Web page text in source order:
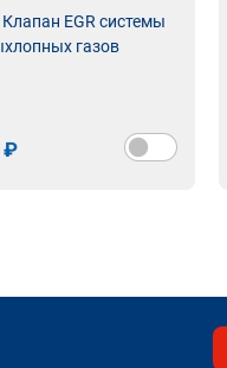
EGR системы
газов
₽